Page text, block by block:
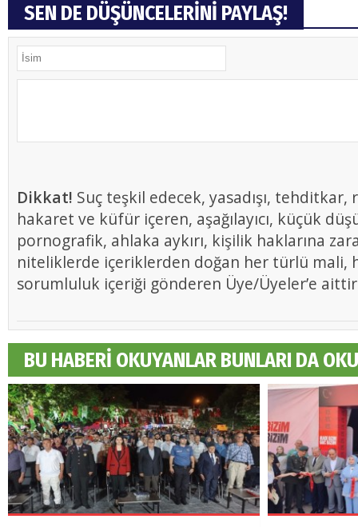
SEN DE DÜŞÜNCELERİNİ PAYLAŞ!
Dikkat! Suç teşkil edecek, yasadışı, tehditkar,
hakaret ve küfür içeren, aşağılayıcı, küçük
pornografik, ahlaka aykırı, kişilik haklarına
niteliklerde içeriklerden doğan her türlü mali,
sorumluluk içeriği gönderen Üye/Üyeler’e
BU HABERİ OKUYANLAR BUNLARI DA